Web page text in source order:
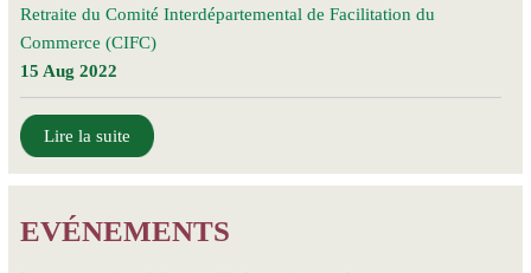
Retraite du Comité Interdépartemental de Facilitation du
Commerce (CIFC)
15 Aug 2022
Lire la suite
EVÉNEMENTS